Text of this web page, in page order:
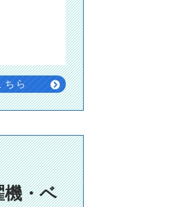
ちら
機・ベ